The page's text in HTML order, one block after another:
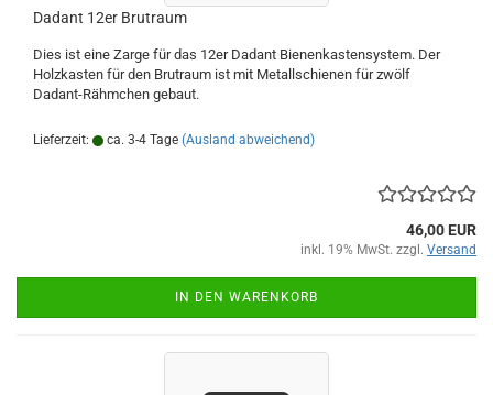
Dadant 12er Brutraum
Dies ist eine Zarge für das 12er Dadant Bienenkastensystem. Der
Holzkasten für den Brutraum ist mit Metallschienen für zwölf
Dadant-Rähmchen gebaut.
Lieferzeit: ca. 3-4 Tage (Ausland abweichend)
46,00 EUR
inkl. 19% MwSt. zzgl. Versand
IN DEN WARENKORB